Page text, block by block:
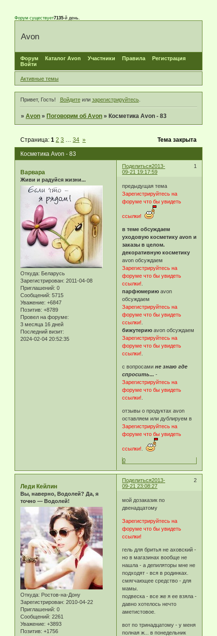
Форум существует7135-й день.
Avon
Форум Каталог Avon Участники Правила
Регистрация
Войти
Активные темы
Привет, Гость! Войдитеили зарегистрируйтесь.
»Avon » Поговорим об Avon » Косметика Avon - 83
Косметика Avon - 83
Страница:1 2 3 34 » Тема закрыта
Поделиться 1
2013-
09-21 19:17:59
Варвара
Живи и радуйся жизни...
Откуда: Беларусь
Зарегистрирован: 2011-04-08
Приглашений: 0
Сообщений: 5715
Уважение: +6847
Позитив: +8789
Провел на форуме:
3 месяца 16 дней
Последний визит:
2024-02-04 20:52:35
предыдущая тема
Зарегистрируйтесь на
форуме что бы увидеть
ссылки!
в теме обсуждаем
уходовую косметику avon и
заказы в целом.
декоративную косметику
avon обсуждаем
Зарегистрируйтесь на
форуме что бы увидеть
ссылки!
парфюмерию avon
обсуждаем
Зарегистрируйтесь на
форуме что бы увидеть
ссылки!
бижутерию avon обсуждаем
Зарегистрируйтесь на
форуме что бы увидеть
ссылки!
с вопросамине знаю где
спросить... -
Зарегистрируйтесь на
форуме что бы увидеть
ссылки!
отзывы о продуктах avon
оставляем или дублируем в
Зарегистрируйтесь на
форуме что бы увидеть
ссылки! .
0
Поделиться 2
2013-
09-21 23:08:27
Леди Кейлин
Вы, наверно, Водолей? Да, я
точно — Водолей!
Откуда: Ростов-на-Дону
Зарегистрирован: 2010-04-22
Приглашений: 0
Сообщений: 2261
Уважение: +3893
Позитив: +1756
мой дозаказик по
двенадцатому
Зарегистрируйтесь на
форуме что бы увидеть
ссылки!
гель для бритья не аховский -
но в магазинах вообще не
нашла - а депиляторы мне не
подходят - вся в родинках.
смягчающее средство - для
мамы.
подвеска - все же я ее взяла -
давно хотелось нечто
аметистовое.
вот по тринадцатому - у меня
полная ж... в понедельник